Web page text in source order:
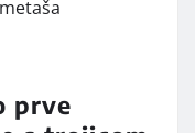
prve